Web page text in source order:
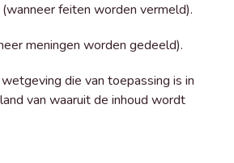
feiten worden vermeld).
meningen worden gedeeld).
die van toepassing is in
van waaruit de inhoud wordt